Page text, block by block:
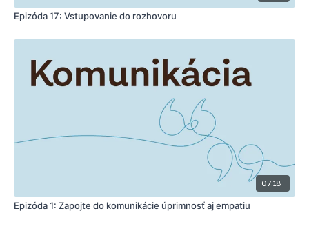
Epizóda 17: Vstupovanie do rozhovoru
07:18
Epizóda 1: Zapojte do komunikácie úprimnosť aj empatiu